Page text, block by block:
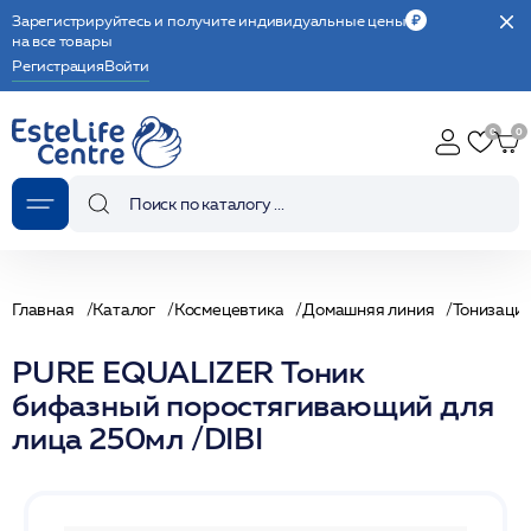
Зарегистрируйтесь и получите индивидуальные цены
на все товары
РегистрацияВойти
Главная Каталог Космецевтика Домашняя линия
PURE EQUALIZER Тоник
бифазный поростягивающий для
лица 250мл /DIBI